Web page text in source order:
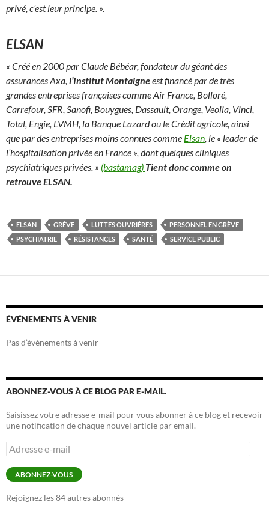
privé, c’est leur principe. ».
ELSAN
« Créé en 2000 par Claude Bébéar, fondateur du géant des
assurances Axa, l’Institut Montaigneest financé par de très
grandes entreprises françaises comme Air France, Bolloré,
Carrefour, SFR, Sanofi, Bouygues, Dassault, Orange, Veolia, Vinci,
Total, Engie, LVMH, la Banque Lazard ou le Crédit agricole, ainsi
que par des entreprises moins connues comme Elsan, le « leader de
l’hospitalisation privée en France », dont quelques cliniques
psychiatriques privées. » (bastamag) Tient donc comme on
retrouve ELSAN.
ELSAN GRÈVE LUTTES OUVRIÈRES
PERSONNEL EN GRÈVE
PSYCHIATRIE
RÉSISTANCES SANTÉ SERVICE PUBLIC
ÉVÉNEMENTS À VENIR
Pas d’événements à venir
ABONNEZ-VOUS À CE BLOG PAR E-MAIL.
Saisissez votre adresse e-mail pour vous abonner à ce blog et recevoir
une notification de chaque nouvel article par email.
Adresse
e-
mail
ABONNEZ-VOUS
Rejoignez les 84 autres abonnés